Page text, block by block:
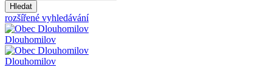
Hledat
rozšířené vyhledávání
Dlouhomilov
Dlouhomilov